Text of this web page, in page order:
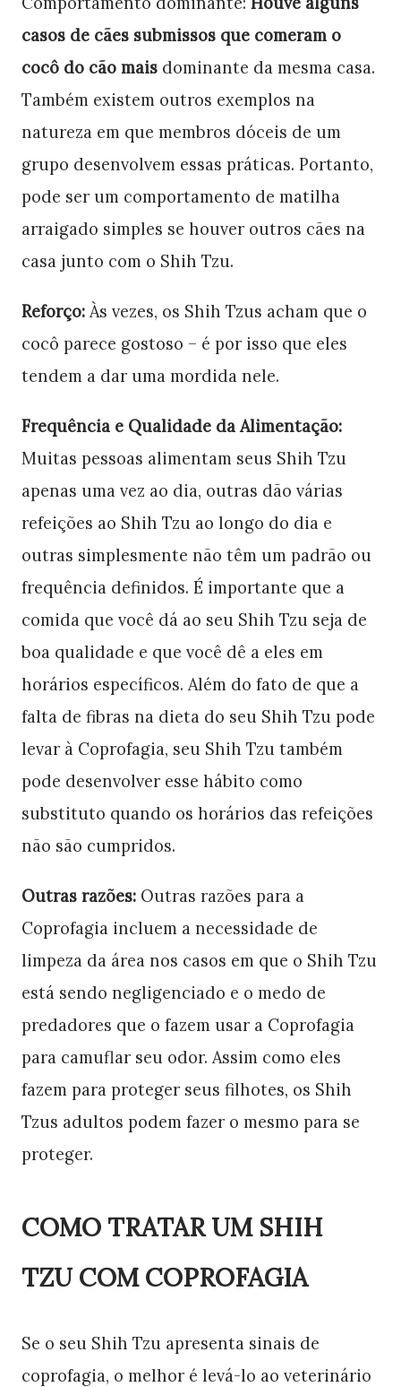
casos de cães submissos que comeram o
cocô do cão mais dominante da mesma casa.
Também existem outros exemplos na
natureza em que membros dóceis de um
grupo desenvolvem essas práticas. Portanto,
pode ser um comportamento de matilha
arraigado simples se houver outros cães na
casa junto com o Shih Tzu.
Reforço: Às vezes, os Shih Tzus acham que o
cocô parece gostoso – é por isso que eles
tendem a dar uma mordida nele.
Frequência e Qualidade da Alimentação:
Muitas pessoas alimentam seus Shih Tzu
apenas uma vez ao dia, outras dão várias
refeições ao Shih Tzu ao longo do dia e
outras simplesmente não têm um padrão ou
frequência definidos. É importante que a
comida que você dá ao seu Shih Tzu seja de
boa qualidade e que você dê a eles em
horários específicos. Além do fato de que a
falta de fibras na dieta do seu Shih Tzu pode
levar à Coprofagia, seu Shih Tzu também
pode desenvolver esse hábito como
substituto quando os horários das refeições
não são cumpridos.
Outras razões: Outras razões para a
Coprofagia incluem a necessidade de
limpeza da área nos casos em que o Shih Tzu
está sendo negligenciado e o medo de
predadores que o fazem usar a Coprofagia
para camuflar seu odor. Assim como eles
fazem para proteger seus filhotes, os Shih
Tzus adultos podem fazer o mesmo para se
proteger.
COMO TRATAR UM SHIH
TZU COM COPROFAGIA
Se o seu Shih Tzu apresenta sinais de
coprofagia, o melhor é levá-lo ao veterinário